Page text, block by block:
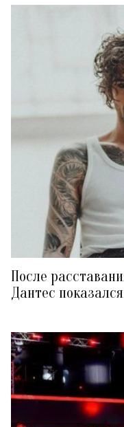
После
Дантес